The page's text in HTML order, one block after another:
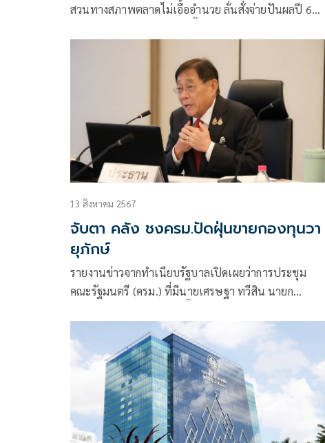
สวนทางสภาพตลาดไม่เอื้ออำนวย ลั่นสั่งจ่ายปันผลปี 68
โฉมหน้ารัฐบาลใหม่ ชี้ผลกระทบภาษีทรัมป์เลยจุดรุนแรง
แล้ว และทุกฝ่ายเตรียมพร้อมรับมือเรียบร้อย
13 สิงหาคม 2567
จับตา คลัง ชงครม.ปัดฝุ่นขายกองทุนวา
ยุภักษ์
รายงานข่าวจากทำเนียบรัฐบาลเปิดเผยว่าการประชุม
คณะรัฐมนตรี (ครม.) ที่มีนายเศรษฐา ทวีสิน นายก
เข้าสู่การประชุม ครม.ได้แก่